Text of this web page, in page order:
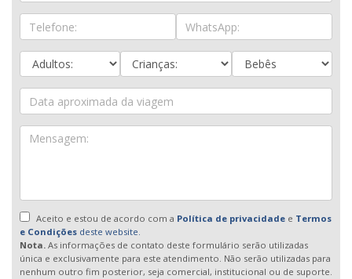
Aceito e estou de acordo com a Política de privacidadee Termos
e Condições deste website.
Nota. As informações de contato deste formulário serão utilizadas
única e exclusivamente para este atendimento. Não serão utilizadas para
nenhum outro fim posterior, seja comercial, institucional ou de suporte.